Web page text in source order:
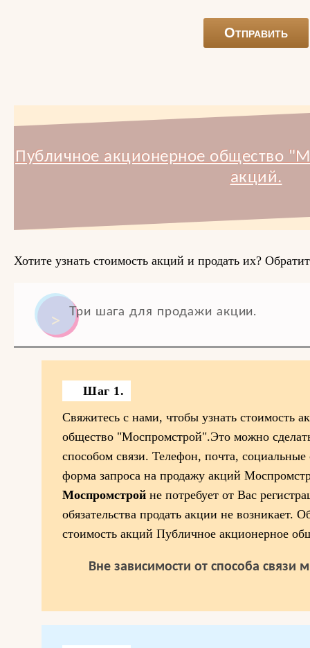
Публичное акционерное общество
акций.
Хотите узнать стоимость акций и продать их?
Три шага для продажи акции.
Шаг 1.
Свяжитесь с нами, чтобы узнать стоимость
общество "Моспромстрой".Это можно
способом связи. Телефон, почта, социальные
форма запроса на продажу акций
Моспромстрой не потребует от Вас
обязательства продать акции не возникает.
стоимость акций Публичное акционерное
Вне зависимости от способа связи